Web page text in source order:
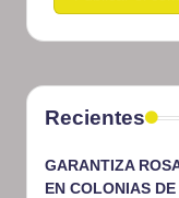
Recientes
GARANTIZA
EN COLONIAS